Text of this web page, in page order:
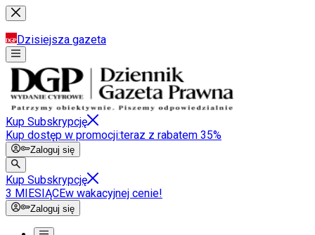
Dzisiejsza gazeta
Kup Subskrypcję
Kup dostęp w promocji:teraz z rabatem 35%
Zaloguj się
Kup Subskrypcję
3 MIESIĄCEw wakacyjnej cenie!
Zaloguj się